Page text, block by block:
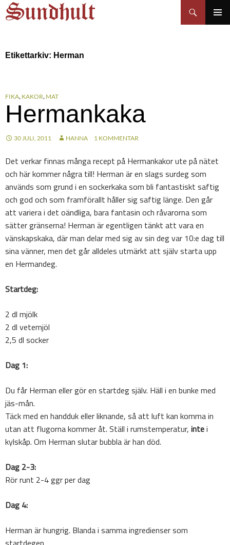
Hoppa
till
Sundhults blogg
Sök
Etikettarkiv: Herman
FIKA, KAKOR, MAT
Hermankaka
30 JULI, 2011 HANNA 1 KOMMENTAR
Det verkar finnas många recept på Hermankakor ute på nätet
och här kommer några till! Herman är en slags surdeg som
används som grund i en sockerkaka som bli fantastiskt saftig
och god och som framförallt håller sig saftig länge. Den går
att variera i det oändliga, bara fantasin och råvarorna som
sätter gränserna! Herman är egentligen tänkt att vara en
vänskapskaka, där man delar med sig av sin deg var 10:e dag till
sina vänner, men det går alldeles utmärkt att själv starta upp
en Hermandeg.
Startdeg:
2 dl mjölk
2 dl vetemjöl
2,5 dl socker
Dag 1:
Du får Herman eller gör en startdeg själv. Häll i en bunke med
jäs-mån.
Täck med en handduk eller liknande, så att luft kan komma in
utan att flugorna kommer åt. Ställ i rumstemperatur, intei
kylskåp. Om Herman slutar bubbla är han död.
Dag 2-3:
Rör runt 2-4 ggr per dag
Dag 4:
Herman är hungrig. Blanda i samma ingredienser som